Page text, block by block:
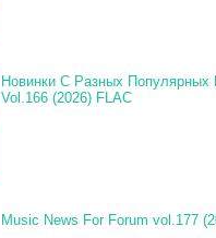
Новинки С Разных Популярных
Vol.166 (2026) FLAC
Music News For Forum vol.177